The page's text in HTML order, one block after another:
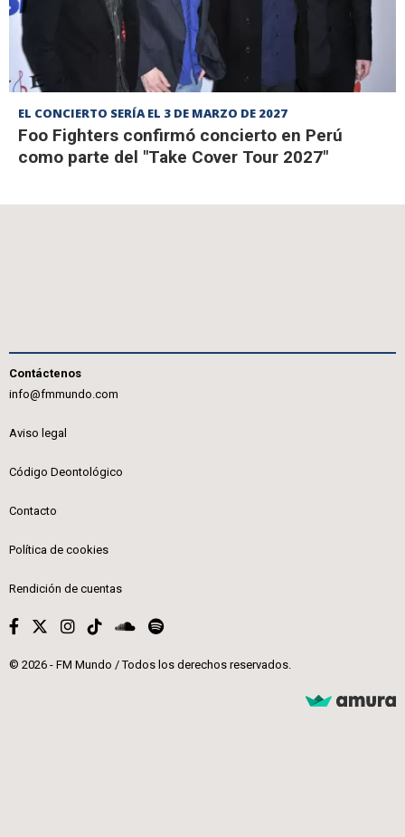
EL CONCIERTO SERÍA EL 3 DE MARZO DE 2027
Foo Fighters confirmó concierto en Perú
como parte del "Take Cover Tour 2027"
Contáctenos
info@fmmundo.com
Aviso legal
Código Deontológico
Contacto
Política de cookies
Rendición de cuentas
© 2026 - FM Mundo / Todos los derechos reservados.